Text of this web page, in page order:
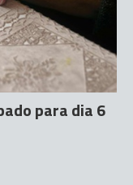
para dia 6